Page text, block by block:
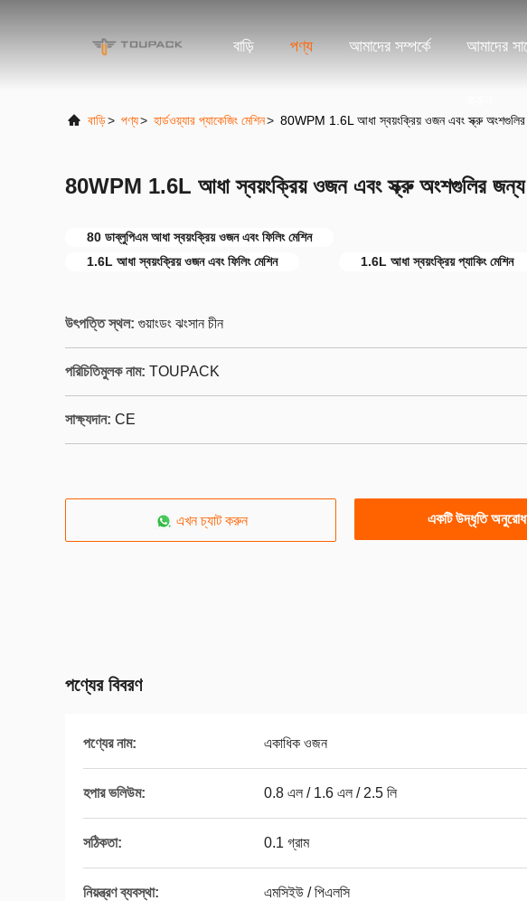
বাড়ি পণ্য আমাদের সম্পর্কে আমাদের
বাড়ি> পণ্য> হার্ডওয়্যার প্যাকেজিং মেশিন> 80WPM 1.6L আধা স্বয়ংক্রিয় ওজন এবং স্ক্রু অংশগুলির
80WPM 1.6L আধা স্বয়ংক্রিয় ওজন এবং স্ক্রু অংশগুলির জন্য
80 ডাব্লুপিএম আধা স্বয়ংক্রিয় ওজন এবং ফিলিং মেশিন
1.6L আধা স্বয়ংক্রিয় ওজন এবং ফিলিং মেশিন
1.6L আধা স্বয়ংক্রিয় প্যাকিং মেশিন
উৎপত্তি স্থল: গুয়াংডং ঝংসান চীন
পরিচিতিমুলক নাম: TOUPACK
সাক্ষ্যদান: CE
এখন চ্যাট করুন একটি উদ্ধৃতি
পণ্যের বিবরণ
পণ্যের নাম: একাধিক ওজন
হপার ভলিউম: 0.8 এল / 1.6 এল / 2.5 লি
সঠিকতা: 0.1 গ্রাম
নিয়ন্ত্রণ ব্যবস্থা: এমসিইউ / পিএলসি